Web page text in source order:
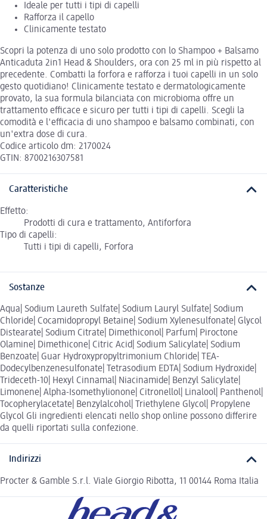
Ideale per tutti i tipi di capelli
Rafforza il capello
Clinicamente testato
Scopri la potenza di uno solo prodotto con lo Shampoo + Balsamo
Anticaduta 2in1 Head & Shoulders, ora con 25 ml in più rispetto al
precedente. Combatti la forfora e rafforza i tuoi capelli in un solo
gesto quotidiano! Clinicamente testato e dermatologicamente
provato, la sua formula bilanciata con microbioma offre un
trattamento efficace e sicuro per tutti i tipi di capelli. Scegli la
comodità e l'efficacia di uno shampoo e balsamo combinati, con
un'extra dose di cura.
Codice articolo dm: 2170024
GTIN: 8700216307581
Caratteristiche
Effetto:
Prodotti di cura e trattamento, Antiforfora
Tipo di capelli:
Tutti i tipi di capelli, Forfora
Sostanze
Aqua| Sodium Laureth Sulfate| Sodium Lauryl Sulfate| Sodium
Chloride| Cocamidopropyl Betaine| Sodium Xylenesulfonate| Glycol
Distearate| Sodium Citrate| Dimethiconol| Parfum| Piroctone
Olamine| Dimethicone| Citric Acid| Sodium Salicylate| Sodium
Benzoate| Guar Hydroxypropyltrimonium Chloride| TEA-
Dodecylbenzenesulfonate| Tetrasodium EDTA| Sodium Hydroxide|
Trideceth-10| Hexyl Cinnamal| Niacinamide| Benzyl Salicylate|
Limonene| Alpha-Isomethylionone| Citronellol| Linalool| Panthenol|
Tocopherylacetate| Benzylalcohol| Triethylene Glycol| Propylene
Glycol Gli ingredienti elencati nello shop online possono differire
da quelli riportati sulla confezione.
Indirizzi
Procter & Gamble S.r.l. Viale Giorgio Ribotta, 11 00144 Roma Italia